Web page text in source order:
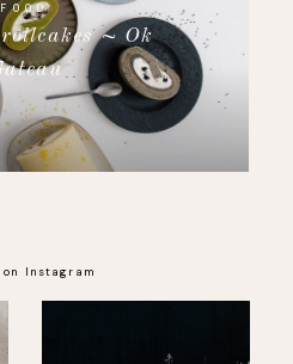
FOOD
~ Ok
on Instagram